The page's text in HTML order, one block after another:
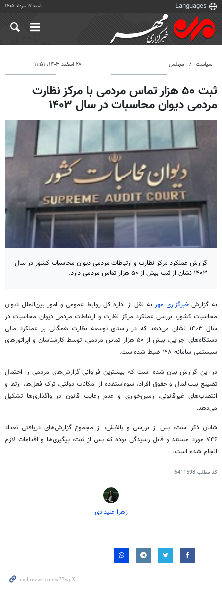
شنبه ۱۷ مرداد ۱۴۰۵
سیاست مجلس ۲۸ اسفند ۱۴۰۳، ۱۱:۵۱
ثبت ۵۰ هزار تماس مردمی با مرکز نظارت
مردمی دیوان محاسبات در سال ۱۴۰۳
گزارش عملکرد مرکز نظارت و ارتباطات مردمی دیوان محاسبات کشور در سال
۱۴۰۳ نشان از ثبت بیش از ۵۰ هزار تماس مردمی دارد.
به گزارشخبرگزاری مهر به نقل از اداره کل روابط عمومی و امور بین‌الملل دیوان
محاسبات کشور، بررسی عملکرد مرکز نظارت و ارتباطات مردمی دیوان محاسبات در
سال ۱۴۰۳ نشان می‌دهد که در راستای توسعه نظارت همگانی بر عملکرد مالی
دستگاه‌های اجرایی، بیش از ۵۰ هزار تماس مردمی، توسط کارشناسان و اپراتورهای
سیستمی سامانه ۱۹۸ ضبط شده‌است.
در این گزارش بیان شده است که بیشترین فراوانی گزارش‌های مردمی را احتمال
تضییع بیت‌المال و حقوق افراد، سوءاستفاده از امکانات دولتی، ترک فعل‌ها، ارتقا و
انتصاب‌های غیرقانونی، زمین‌خواری و عدم رعایت قانون در واگذاری‌ها تشکیل
می‌دهد.
شایان ذکر است، پس از بررسی و پالایش، از مجموع گزارش‌های دریافتی تعداد
۷۴۶ مورد مستند و قابل رسیدگی بوده که پس از ثبت، پیگیری‌ها و اقدامات لازم
انجام شده است.
کد مطلب6411598
زهرا علیدادی